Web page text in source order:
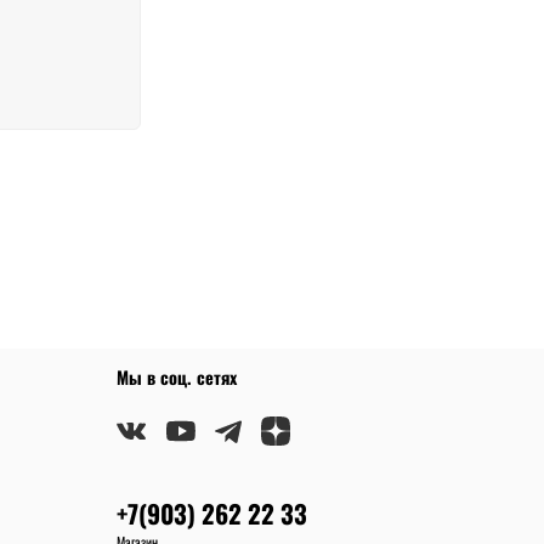
Мы в соц. сетях
+7(903) 262 22 33